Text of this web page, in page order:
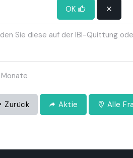
Website)
Sie diese auf der IBI-Quittung
Zurück Aktie Alle
OK